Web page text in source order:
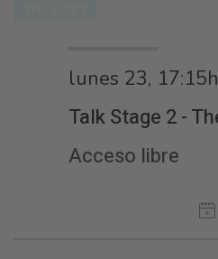
lunes 23,
Talk Stage 2 -
Acceso libre